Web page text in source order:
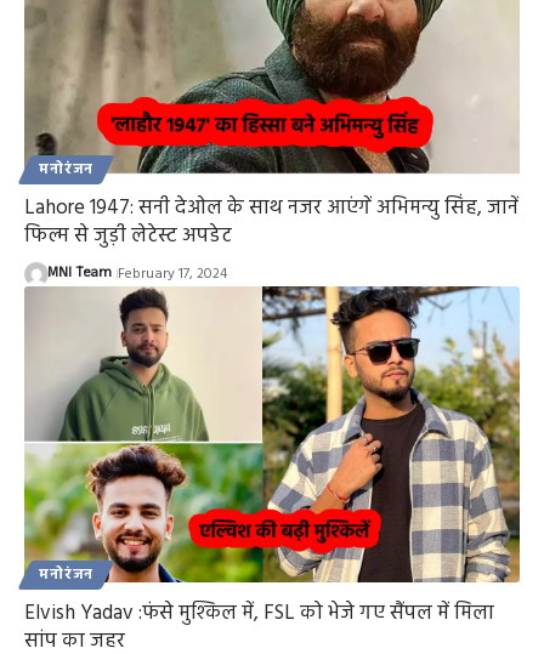
मनोरंजन
Lahore 1947: सनी देओल के साथ नजर आएंगें अभिमन्यु सिंह, जानें
फिल्म से जुड़ी लेटेस्ट अपडेट
MNI Team February 17, 2024
मनोरंजन
Elvish Yadav :फंसे मुश्किल में, FSL को भेजे गए सैंपल में मिला
सांप का जहर